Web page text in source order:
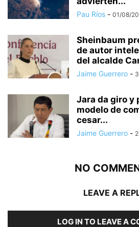
Pau Ríos - 01/08/
Sheinbaum
de autor
del alcalde
Jaime Guerrero -
Jara da giro y
modelo de
cesar...
Jaime Guerrero -
NO
LEAVE A
LOG IN TO LEAVE A